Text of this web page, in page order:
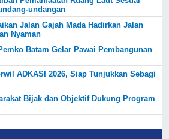
undangan
Jalan Gajah Mada Hadirkan Jalan
Nyaman
Batam Gelar Pawai Pembangunan
ADKASI 2026, Siap Tunjukkan Sebagi
Bijak dan Objektif Dukung Program